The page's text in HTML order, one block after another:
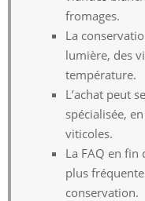
fromages.
La
lumière, des
température.
L’achat peut
spécialisée,
viticoles.
La FAQ en fin
plus
conservation.